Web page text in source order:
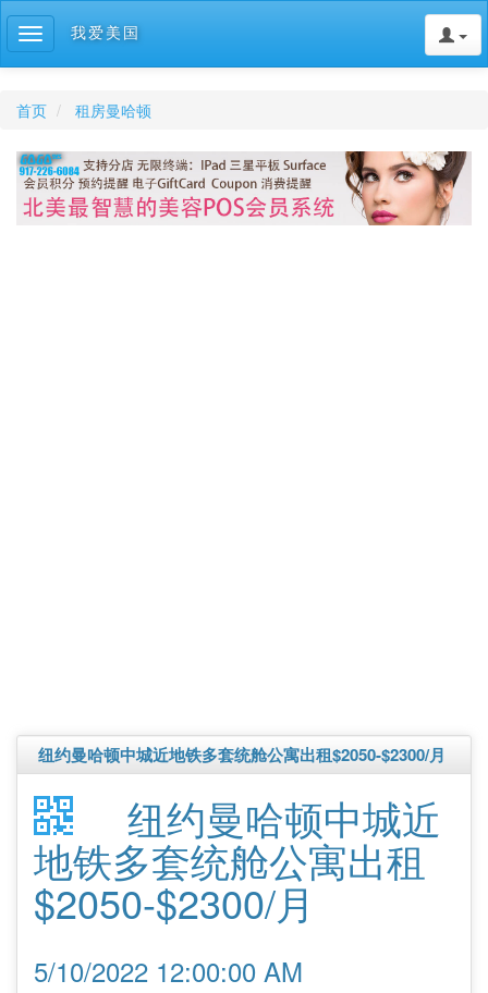
Toggle
navigation
我爱美国
首页 租房曼哈顿
纽约曼哈顿中城近地铁多套统舱公寓出租$2050-$2300/月
纽约曼哈顿中城近
地铁多套统舱公寓出租
$2050-$2300/月
5/10/2022 12:00:00 AM